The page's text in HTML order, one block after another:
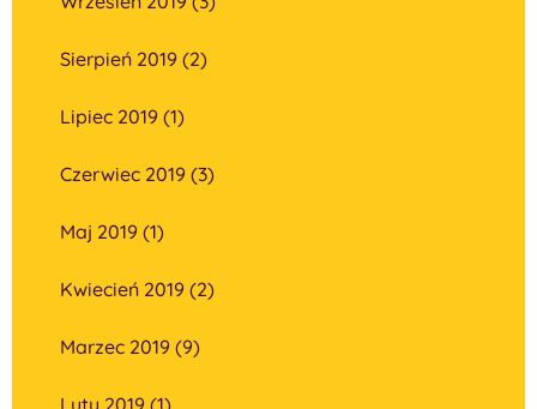
Sierpień 2019 (2)
Lipiec 2019 (1)
Czerwiec 2019 (3)
Maj 2019 (1)
Kwiecień 2019 (2)
Marzec 2019 (9)
Luty 2019 (1)